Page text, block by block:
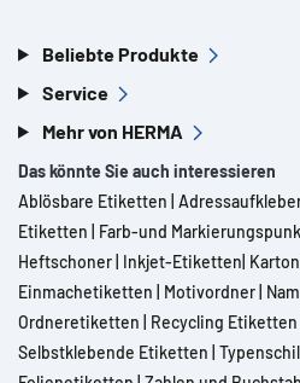
Beliebte Produkte
Service
Mehr von HERMA
Das könnte Sie auch interessieren
Ablösbare Etiketten
Etiketten
Farb-und
Heftschoner Inkjet-Etiketten
Einmachetiketten
Motivordner
Ordneretiketten
Recycling Etiketten
Selbstklebende Etiketten